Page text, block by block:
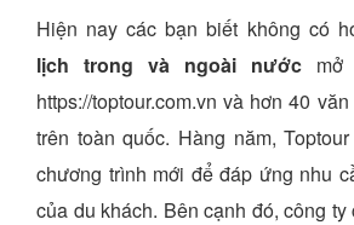
Hiện nay các bạn biết không có
lịch trong và ngoài nước mở
https://toptour.com.vn và hơn 40
trên toàn quốc. Hàng năm,
chương trình mới để đáp ứng nhu
của du khách. Bên cạnh đó, công